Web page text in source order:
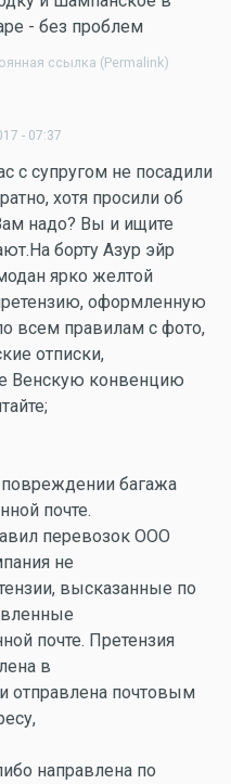
- без проблем
ссылка (Permalink)
- 07:37
с супругом не посадили
хотя просили об
надо? Вы и ищите
борту Азур эйр
ярко желтой
оформленную
всем правилам с фото,
отписки,
Венскую конвенцию
багажа
почте.
перевозок ООО
не
высказанные по
почте. Претензия
в
отправлена почтовым
направлена по